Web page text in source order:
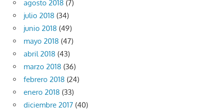
agosto 2018 (7)
julio 2018 (34)
junio 2018 (49)
mayo 2018 (47)
abril 2018 (43)
marzo 2018 (36)
febrero 2018 (24)
enero 2018 (33)
diciembre 2017 (40)